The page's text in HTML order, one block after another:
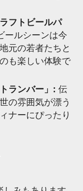
フトビールパ
ールシーンは今
元の若者たちと
も楽しい体験で
ランバー」: 伝
の雰囲気が漂う
ナーにぴったり